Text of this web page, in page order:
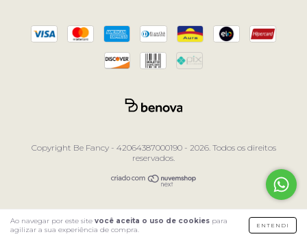
Ao navegar por este site você aceita o uso de cookies para
agilizar a sua experiência de compra.
ENTENDI
Copyright Be Fancy - 42064387000190 - 2026. Todos os direitos
reservados.